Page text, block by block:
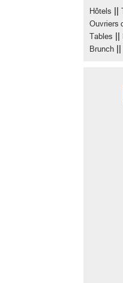
Hôtels
Ouvriers
Tables
Brunch